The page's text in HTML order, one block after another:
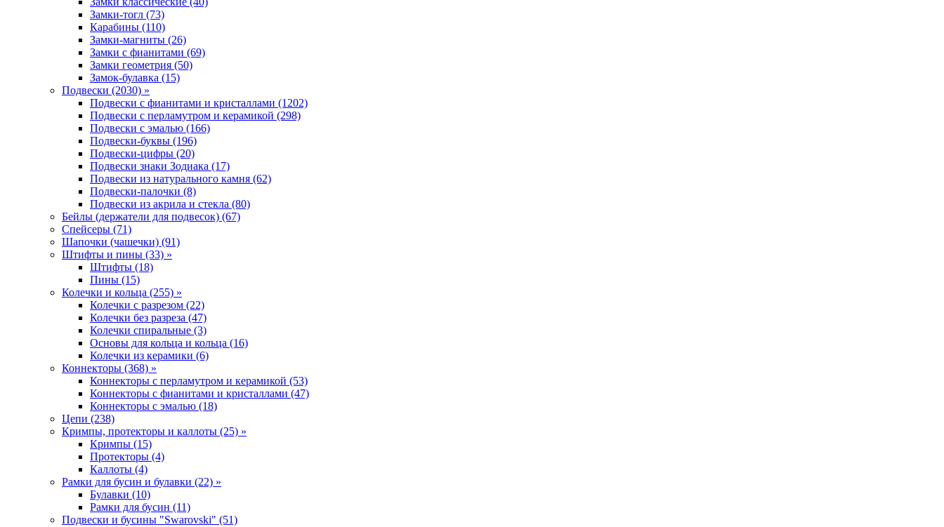
Замки-тогл (73)
Карабины (110)
Замки-магниты (26)
Замки с фианитами (69)
Замки геометрия (50)
Замок-булавка (15)
Подвески (2030) »
Подвески с фианитами и кристаллами (1202)
Подвески с перламутром и керамикой (298)
Подвески с эмалью (166)
Подвески-буквы (196)
Подвески-цифры (20)
Подвески знаки Зодиака (17)
Подвески из натурального камня (62)
Подвески-палочки (8)
Подвески из акрила и стекла (80)
Бейлы (держатели для подвесок) (67)
Спейсеры (71)
Шапочки (чашечки) (91)
Штифты и пины (33) »
Штифты (18)
Пины (15)
Колечки и кольца (255) »
Колечки с разрезом (22)
Колечки без разреза (47)
Колечки спиральные (3)
Основы для кольца и кольца (16)
Колечки из керамики (6)
Коннекторы (368) »
Коннекторы с перламутром и керамикой (53)
Коннекторы с фианитами и кристаллами (47)
Коннекторы с эмалью (18)
Цепи (238)
Кримпы, протекторы и каллоты (25) »
Кримпы (15)
Протекторы (4)
Каллоты (4)
Рамки для бусин и булавки (22) »
Булавки (10)
Рамки для бусин (11)
Подвески и бусины "Swarovski" (51)